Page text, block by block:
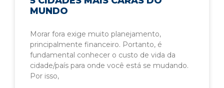
MUNDO
Morar fora exige muito planejamento,
principalmente financeiro. Portanto, é
fundamental conhecer o custo de vida da
cidade/país para onde você está se mudando.
Por isso,